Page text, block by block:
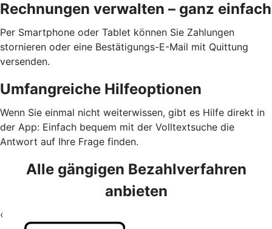
Rechnungen verwalten – ganz einfach
Per Smartphone oder Tablet können Sie Zahlungen
stornieren oder eine Bestätigungs-E-Mail mit Quittung
versenden.
Umfangreiche Hilfeoptionen
Wenn Sie einmal nicht weiterwissen, gibt es Hilfe direkt in
der App: Einfach bequem mit der Volltextsuche die
Antwort auf Ihre Frage finden.
Alle gängigen Bezahlverfahren
anbieten
‹